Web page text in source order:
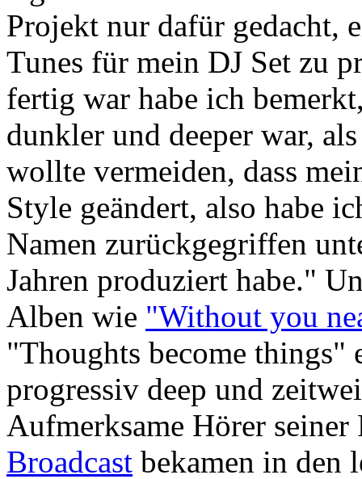
Projekt nur dafür gedacht,
Tunes für mein DJ Set zu
fertig war habe ich
dunkler und deeper war,
wollte vermeiden, dass
Style geändert, also habe
Namen zurückgegriffen
Jahren produziert habe."
Alben wie "Without you
"Thoughts become
progressiv deep und
Aufmerksame Hörer
Broadcast bekamen in den